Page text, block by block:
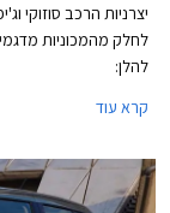
לחלק מהמכוניות מדגמי
להלן:
קרא עוד